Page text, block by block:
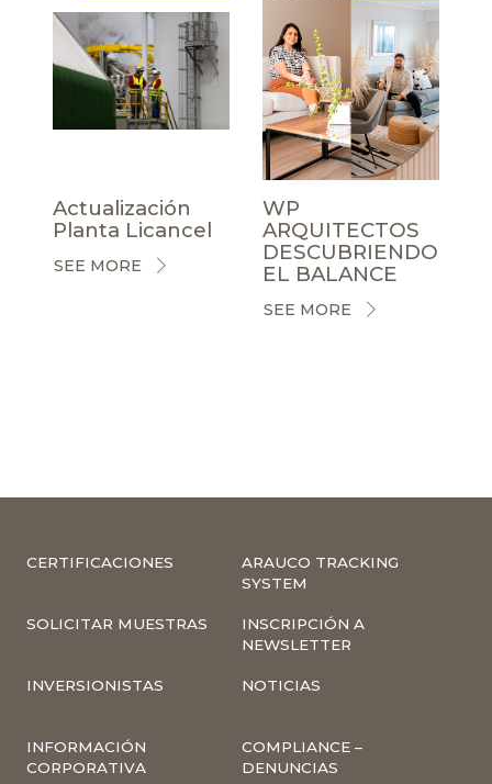
Actualización
Planta Licancel
SEE MORE
WP
ARQUITECTOS
DESCUBRIENDO
EL BALANCE
SEE MORE
CERTIFICACIONES
ARAUCO TRACKING
SYSTEM
SOLICITAR MUESTRAS
INSCRIPCIÓN A
NEWSLETTER
INVERSIONISTAS NOTICIAS
INFORMACIÓN
CORPORATIVA
COMPLIANCE –
DENUNCIAS